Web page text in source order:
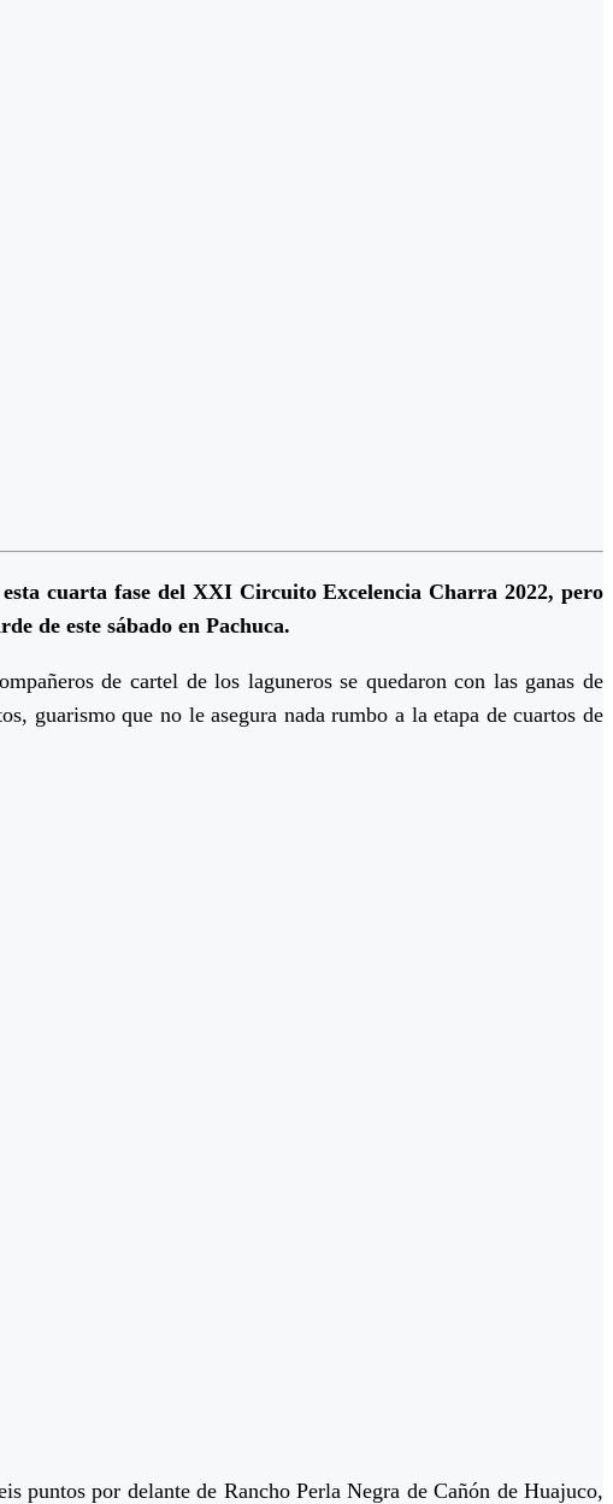
cuarta fase del XXI Circuito Excelencia Charra 2022, pero
de este sábado en Pachuca.
de cartel de los laguneros se quedaron con las ganas de
guarismo que no le asegura nada rumbo a la etapa de cuartos de
puntos por delante de Rancho Perla Negra de Cañón de Huajuco,